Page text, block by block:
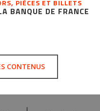
PIÈCES ET BILLETS
BANQUE DE FRANCE
CONTENUS